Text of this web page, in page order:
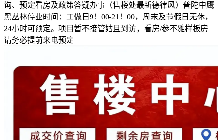
询、预定看房及政策答疑办事（售楼处最新德律风）普陀中鹰
黑丛林停业时间：工做日9！00-21！00，周末及节假日无休，
24小时可预定。项目暂不接管姑且到访，看房/参不雅样板房
请务必提前来电预定